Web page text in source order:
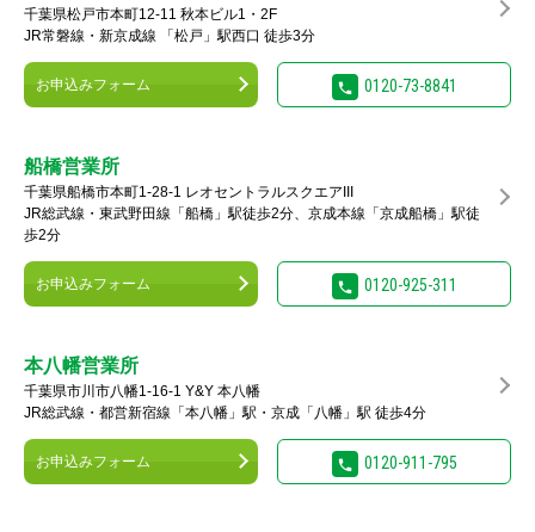
千葉県松戸市本町12-11 秋本ビル1・2F
JR常磐線・新京成線 「松戸」駅西口 徒歩3分
お申込みフォーム 0120-73-8841
船橋営業所
千葉県船橋市本町1-28-1 レオセントラルスクエアIII
JR総武線・東武野田線「船橋」駅徒歩2分、京成本線「京成船橋」駅徒
歩2分
お申込みフォーム 0120-925-311
本八幡営業所
千葉県市川市八幡1-16-1 Y&Y 本八幡
JR総武線・都営新宿線「本八幡」駅・京成「八幡」駅 徒歩4分
お申込みフォーム 0120-911-795